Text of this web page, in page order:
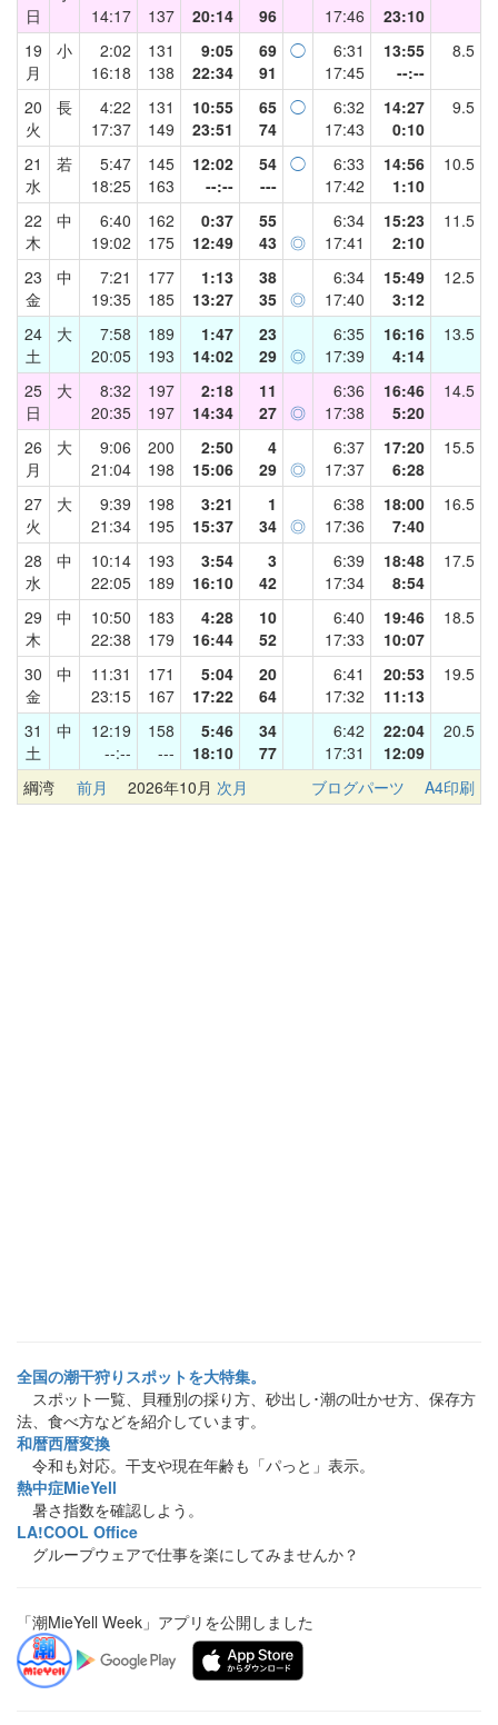
日
14:17
137
20:14
96
17:46
23:10
19
月
小
2:02
16:18
131
138
9:05
22:34
69
91
◯
6:31
17:45
13:55
--:--
8.5
20
火
長
4:22
17:37
131
149
10:55
23:51
65
74
◯
6:32
17:43
14:27
0:10
9.5
21
水
若
5:47
18:25
145
163
12:02
--:--
54
---
◯
6:33
17:42
14:56
1:10
10.5
22
木
中
6:40
19:02
162
175
0:37
12:49
55
43 ◎
6:34
17:41
15:23
2:10
11.5
23
金
中
7:21
19:35
177
185
1:13
13:27
38
35 ◎
6:34
17:40
15:49
3:12
12.5
24
土
大
7:58
20:05
189
193
1:47
14:02
23
29 ◎
6:35
17:39
16:16
4:14
13.5
25
日
大
8:32
20:35
197
197
2:18
14:34
11
27 ◎
6:36
17:38
16:46
5:20
14.5
26
月
大
9:06
21:04
200
198
2:50
15:06
4
29 ◎
6:37
17:37
17:20
6:28
15.5
27
火
大
9:39
21:34
198
195
3:21
15:37
1
34 ◎
6:38
17:36
18:00
7:40
16.5
28
水
中
10:14
22:05
193
189
3:54
16:10
3
42
6:39
17:34
18:48
8:54
17.5
29
木
中
10:50
22:38
183
179
4:28
16:44
10
52
6:40
17:33
19:46
10:07
18.5
30
金
中
11:31
23:15
171
167
5:04
17:22
20
64
6:41
17:32
20:53
11:13
19.5
31
土
中
12:19
--:--
158
---
5:46
18:10
34
77
6:42
17:31
22:04
12:09
20.5
綱湾 前月 2026年10月 次月 ブログパーツ A4印刷
全国の潮干狩りスポットを大特集。
スポット一覧、貝種別の採り方、砂出し･潮の吐かせ方、保存方
法、食べ方などを紹介しています。
和暦西暦変換
令和も対応。干支や現在年齢も「パっと」表示。
熱中症MieYell
暑さ指数を確認しよう。
LA!COOL Office
グループウェアで仕事を楽にしてみませんか？
「潮MieYell Week」アプリを公開しました